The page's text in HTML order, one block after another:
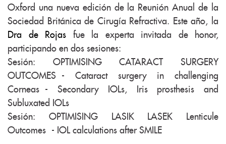
Oxford una nueva edición de la Reunión Anual de la
Sociedad Británica de Cirugía Refractiva. Este año, la
Dra de Rojas fue la experta invitada de honor,
participando en dos sesiones:
Sesión: OPTIMISING CATARACT SURGERY
OUTCOMES - Cataract surgery in challenging
Corneas - Secondary IOLs, Iris prosthesis and
Subluxated IOLs
Sesión: OPTIMISING LASIK LASEK Lenticule
Outcomes - IOL calculations after SMILE